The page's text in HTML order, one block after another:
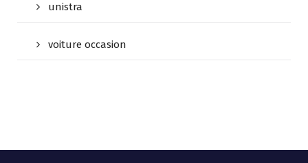
unistra
voiture occasion